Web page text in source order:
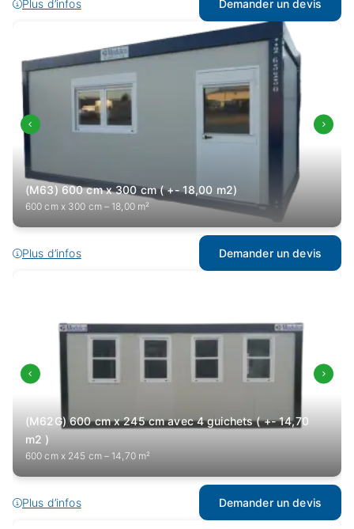
Plus d’infos Demander un devis
(M63) 600 cm x 300 cm ( +- 18,00 m2)
600 cm x 300 cm – 18,00 m²
Plus d’infos Demander un devis
(M62G) 600 cm x 245 cm avec 4 guichets ( +- 14,70
m2 )
600 cm x 245 cm – 14,70 m²
Plus d’infos Demander un devis